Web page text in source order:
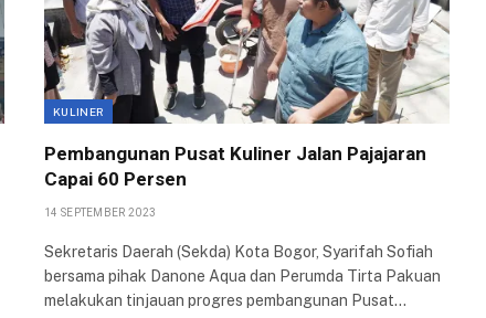
KULINER
Pembangunan Pusat Kuliner Jalan Pajajaran
Capai 60 Persen
14 SEPTEMBER 2023
Sekretaris Daerah (Sekda) Kota Bogor, Syarifah Sofiah
bersama pihak Danone Aqua dan Perumda Tirta Pakuan
melakukan tinjauan progres pembangunan Pusat…